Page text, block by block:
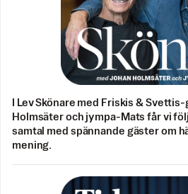
I Lev Skönare med Friskis &
Holmsäter och jympa-Mats får vi
samtal med spännande gäster om
mening.